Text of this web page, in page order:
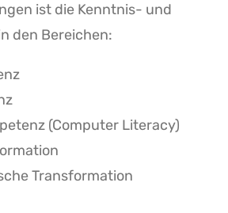
ist die Kenntnis- und
den Bereichen:
(Computer Literacy)
Transformation